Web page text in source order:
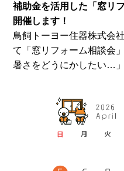
補助金を活用した「窓リ
開催します！
鳥飼トーヨー住器株式会
て「窓リフォーム相談会
暑さをどうにかしたい…